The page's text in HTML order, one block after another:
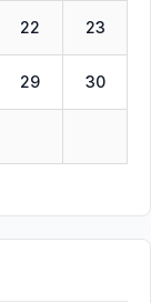
22 23
29 30